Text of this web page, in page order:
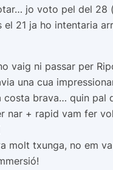
jo voto pel del 28
el 21 ja ho intentaria
vaig ni passar per
una cua
costa brava… quin pal
nar + rapid vam fer
molt txunga, no em